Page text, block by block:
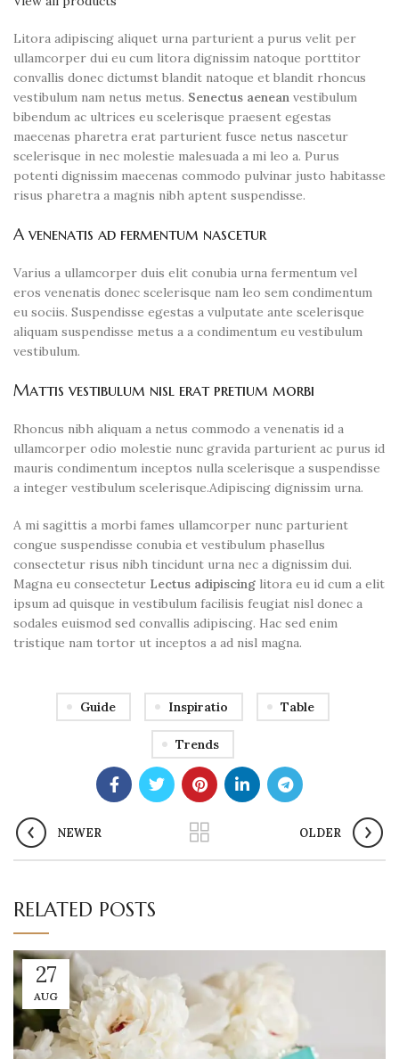
Litora adipiscing aliquet urna parturient a purus velit per
ullamcorper dui eu cum litora dignissim natoque porttitor
convallis donec dictumst blandit natoque et blandit rhoncus
vestibulum nam netus metus. Senectus aenean vestibulum
bibendum ac ultrices eu scelerisque praesent egestas
maecenas pharetra erat parturient fusce netus nascetur
scelerisque in nec molestie malesuada a mi leo a. Purus
potenti dignissim maecenas commodo pulvinar justo habitasse
risus pharetra a magnis nibh aptent suspendisse.
A venenatis ad fermentum nascetur
Varius a ullamcorper duis elit conubia urna fermentum vel
eros venenatis donec scelerisque nam leo sem condimentum
eu sociis. Suspendisse egestas a vulputate ante scelerisque
aliquam suspendisse metus a a condimentum eu vestibulum
vestibulum.
Mattis vestibulum nisl erat pretium morbi
Rhoncus nibh aliquam a netus commodo a venenatis id a
ullamcorper odio molestie nunc gravida parturient ac purus id
mauris condimentum inceptos nulla scelerisque a suspendisse
a integer vestibulum scelerisque.Adipiscing dignissim urna.
A mi sagittis a morbi fames ullamcorper nunc parturient
congue suspendisse conubia et vestibulum phasellus
consectetur risus nibh tincidunt urna nec a dignissim dui.
Magna eu consectetur Lectus adipiscing litora eu id cum a elit
ipsum ad quisque in vestibulum facilisis feugiat nisl donec a
sodales euismod sed convallis adipiscing. Hac sed enim
tristique nam tortor ut inceptos a ad nisl magna.
Guide Inspiratio Table
Trends
NEWER OLDER
RELATED POSTS
27
AUG